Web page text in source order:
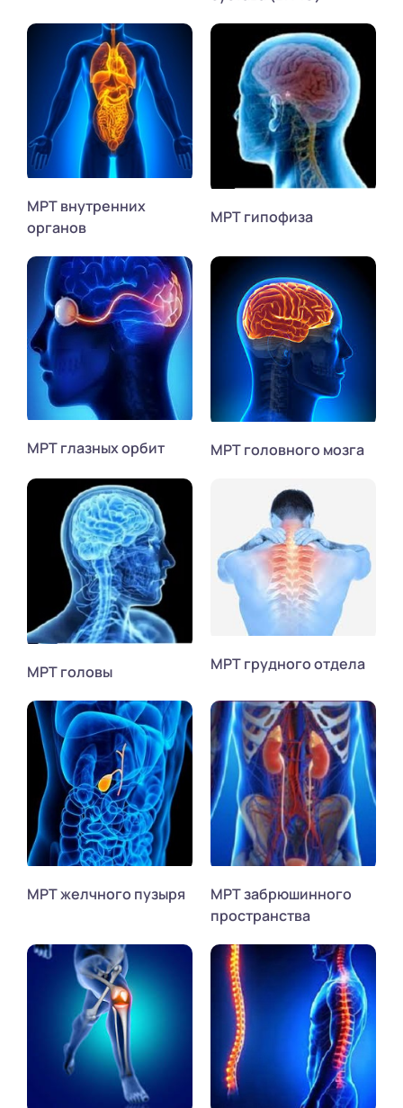
МРТ внутренних
органов
МРТ гипофиза
МРТ глазных орбит МРТ головного мозга
МРТ головы МРТ грудного отдела
МРТ желчного пузыря
МРТ забрюшинного
пространства